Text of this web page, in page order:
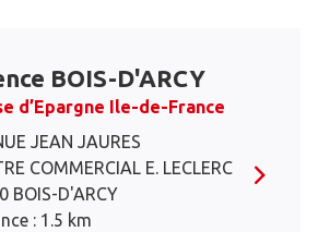
BOIS-D'ARCY
d’Epargne Ile-de-France
JEAN JAURES
COMMERCIAL E. LECLERC
BOIS-D'ARCY
: 1.5 km